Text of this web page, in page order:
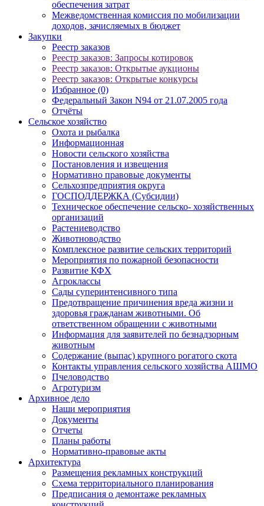
обеспечения затрат
Межведомственная комиссия по мобилизации
доходов, зачисляемых в бюджет
Закупки
Реестр заказов
Реестр заказов: Запросы котировок
Реестр заказов: Открытые аукционы
Реестр заказов: Открытые конкурсы
Избранное (0)
Федеральный Закон N94 от 21.07.2005 года
Отчёты
Сельское хозяйство
Охота и рыбалка
Информационная
Новости сельского хозяйства
Постановления и извещения
Нормативно правовые документы
Сельхозпредприятия округа
ГОСПОДДЕРЖКА (Субсидии)
Техническое обеспечение сельско- хозяйственных
организаций
Растениеводство
Животноводство
Комплексное развитие сельских территорий
Мероприятия по пожарной безопасности
Развитие КФХ
Агроклассы
Сады суперинтенсивного типа
Предотвращение причинения вреда жизни и
здоровья гражданам животными. Об
ответственном обращении с животными
Информация для заявителей по безнадзорным
животным
Содержание (выпас) крупного рогатого скота
Контакты управления сельского хозяйства АШМО
Пчеловодство
Агротуризм
Архивное дело
Наши мероприятия
Документы
Отчеты
Планы работы
Нормативно-правовые акты
Архитектура
Размещения рекламных конструкций
Схема территориального планирования
Предписания о демонтаже рекламных